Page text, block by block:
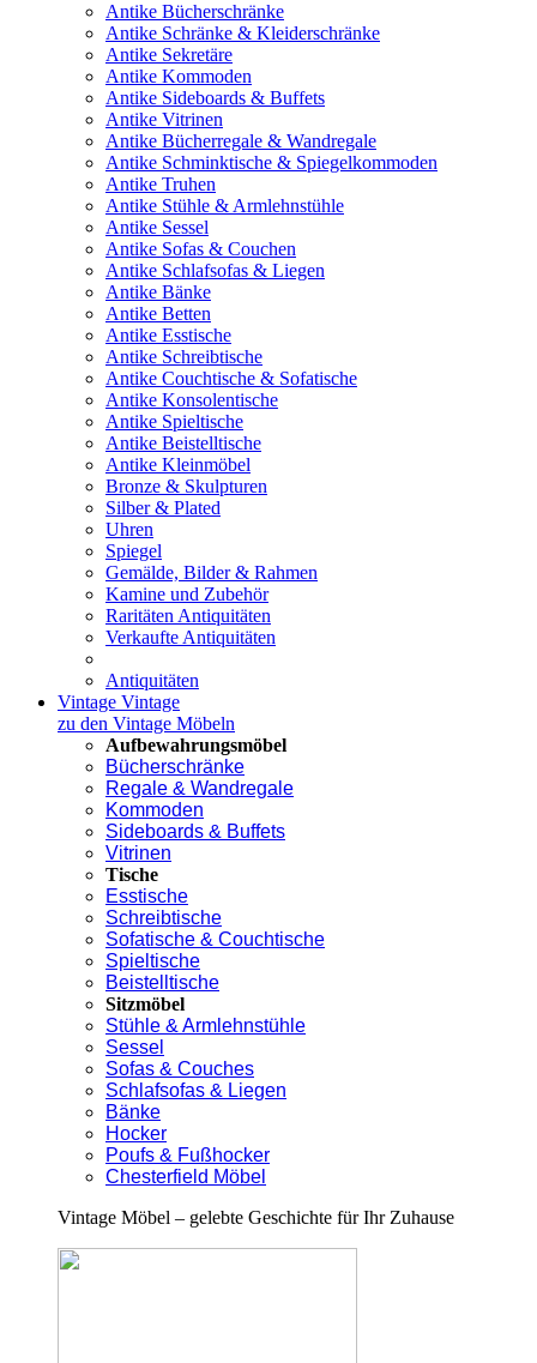
Antike Bücherschränke
Antike Schränke & Kleiderschränke
Antike Sekretäre
Antike Kommoden
Antike Sideboards & Buffets
Antike Vitrinen
Antike Bücherregale & Wandregale
Antike Schminktische & Spiegelkommoden
Antike Truhen
Antike Stühle & Armlehnstühle
Antike Sessel
Antike Sofas & Couchen
Antike Schlafsofas & Liegen
Antike Bänke
Antike Betten
Antike Esstische
Antike Schreibtische
Antike Couchtische & Sofatische
Antike Konsolentische
Antike Spieltische
Antike Beistelltische
Antike Kleinmöbel
Bronze & Skulpturen
Silber & Plated
Uhren
Spiegel
Gemälde, Bilder & Rahmen
Kamine und Zubehör
Raritäten Antiquitäten
Verkaufte Antiquitäten
Antiquitäten
Vintage Vintage
zu den Vintage Möbeln
Aufbewahrungsmöbel
Bücherschränke
Regale & Wandregale
Kommoden
Sideboards & Buffets
Vitrinen
Tische
Esstische
Schreibtische
Sofatische & Couchtische
Spieltische
Beistelltische
Sitzmöbel
Stühle & Armlehnstühle
Sessel
Sofas & Couches
Schlafsofas & Liegen
Bänke
Hocker
Poufs & Fußhocker
Chesterfield Möbel
Vintage Möbel – gelebte Geschichte für Ihr Zuhause